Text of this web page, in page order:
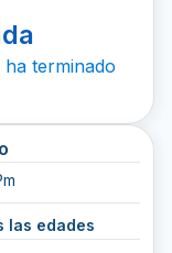
terminado
las edades